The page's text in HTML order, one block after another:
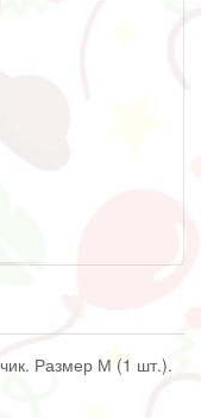
Размер М (1 шт.).